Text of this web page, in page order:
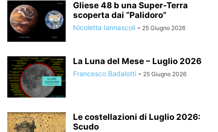
Gliese 48 b una Super-Terra
scoperta dai “Palidoro”
Nicoletta Iannascoli - 25 Giugno 2026
La Luna del Mese – Luglio 2026
Francesco Badalotti - 25 Giugno 2026
Le costellazioni di Luglio 2026:
Scudo